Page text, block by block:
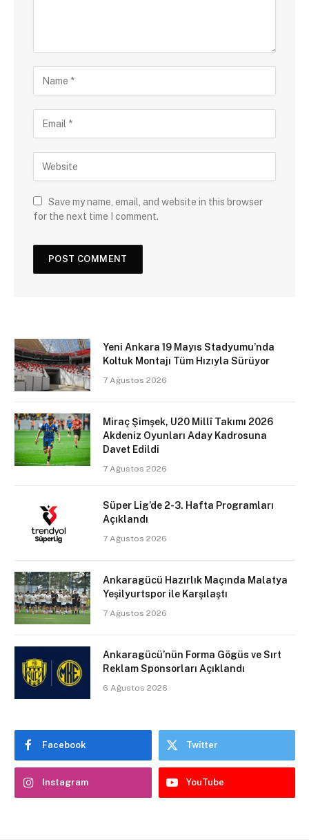
Save my name, email, and website in this browser
for the next time I comment.
Yeni Ankara 19 Mayıs Stadyumu’nda
Koltuk Montajı Tüm Hızıyla Sürüyor
7 Ağustos 2026
Miraç Şimşek, U20 Millî Takımı 2026
Akdeniz Oyunları Aday Kadrosuna
Davet Edildi
7 Ağustos 2026
Süper Lig’de 2-3. Hafta Programları
Açıklandı
7 Ağustos 2026
Ankaragücü Hazırlık Maçında Malatya
Yeşilyurtspor ile Karşılaştı
7 Ağustos 2026
Ankaragücü’nün Forma Gögüs ve Sırt
Reklam Sponsorları Açıklandı
6 Ağustos 2026
Facebook Twitter
Instagram YouTube